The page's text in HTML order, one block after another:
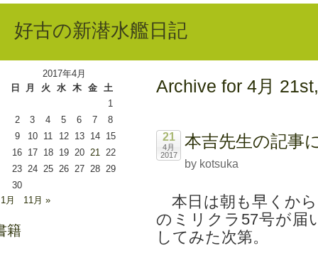
好古の新潜水艦日記
Archive for 4月
21
4月
2017
本吉先生の記事
by kotsuka
本日は朝も早くか
のミリクラ57号が届
してみた次第。
2017年4月
日
月 火 水 木 金
土
1
2
3 4 5 6 7
8
9
10 11 12 13 14
15
16 17 18 19 20 21 22
23 24 25 26 27 28 29
30
月
11月 »
籍